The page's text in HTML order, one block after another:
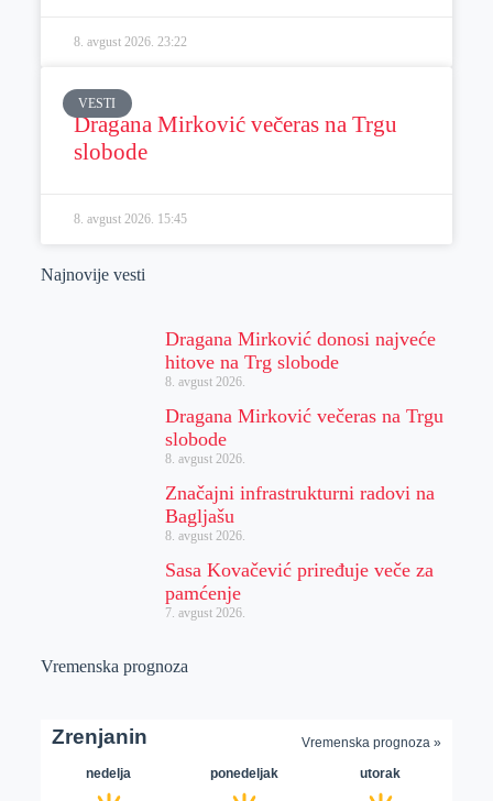
8. avgust 2026. 23:22
VESTI
Dragana Mirković večeras na Trgu
slobode
8. avgust 2026. 15:45
Najnovije vesti
Dragana Mirković donosi najveće
hitove na Trg slobode
8. avgust 2026.
Dragana Mirković večeras na Trgu
slobode
8. avgust 2026.
Značajni infrastrukturni radovi na
Bagljašu
8. avgust 2026.
Sasa Kovačević priređuje veče za
pamćenje
7. avgust 2026.
Vremenska prognoza